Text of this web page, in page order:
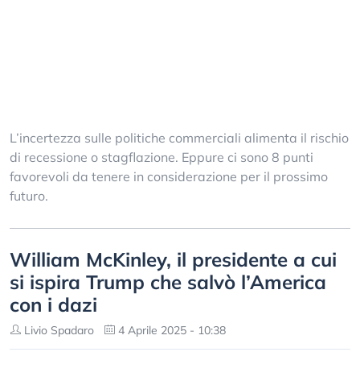
L’incertezza sulle politiche commerciali alimenta il rischio
di recessione o stagflazione. Eppure ci sono 8 punti
favorevoli da tenere in considerazione per il prossimo
futuro.
William McKinley, il presidente a cui
si ispira Trump che salvò l’America
con i dazi
Livio Spadaro 4 Aprile 2025 - 10:38